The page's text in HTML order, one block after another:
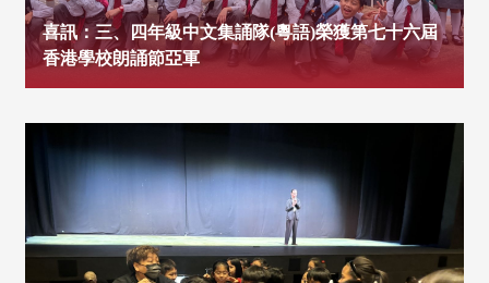
喜訊：三、四年級中文集誦隊(粵語)榮獲第七十六屆
香港學校朗誦節亞軍